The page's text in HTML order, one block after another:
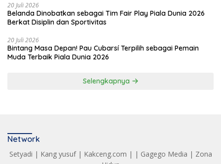
20 Juli 2026
Belanda Dinobatkan sebagai Tim Fair Play Piala Dunia 2026
Berkat Disiplin dan Sportivitas
20 Juli 2026
Bintang Masa Depan! Pau Cubarsí Terpilih sebagai Pemain
Muda Terbaik Piala Dunia 2026
Selengkapnya
Network
Setyadi | Kang yusuf| Kakceng.com | | Gagego Media | Zona